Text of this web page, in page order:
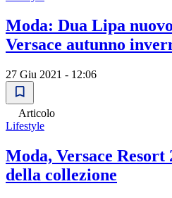
Moda: Dua Lipa
Versace autunno
27 Giu 2021 - 12:06
Articolo
Lifestyle
Moda, Versace
della collezione